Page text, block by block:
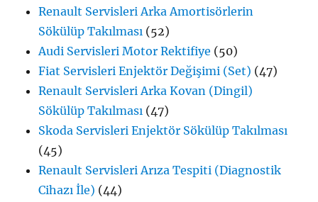
Renault Servisleri Arka Amortisörlerin
Sökülüp Takılması (52)
Audi Servisleri Motor Rektifiye (50)
Fiat Servisleri Enjektör Değişimi (Set) (47)
Renault Servisleri Arka Kovan (Dingil)
Sökülüp Takılması (47)
Skoda Servisleri Enjektör Sökülüp Takılması
(45)
Renault Servisleri Arıza Tespiti (Diagnostik
Cihazı İle) (44)